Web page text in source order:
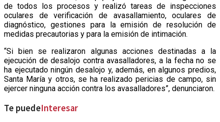
de todos los procesos y realizó tareas de inspecciones
oculares de verificación de avasallamiento, oculares de
diagnóstico, gestiones para la emisión de resolución de
medidas precautorias y para la emisión de intimación.
“Si bien se realizaron algunas acciones destinadas a la
ejecución de desalojo contra avasalladores, a la fecha no se
ha ejecutado ningún desalojo y, además, en algunos predios,
Santa María y otros, se ha realizado pericias de campo, sin
ejercer ninguna acción contra los avasalladores”, denunciaron.
Te puedeInteresar